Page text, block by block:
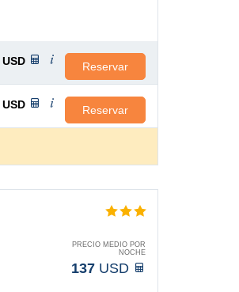
USD Reservar
USD Reservar
PRECIO MEDIO POR
NOCHE
137 USD